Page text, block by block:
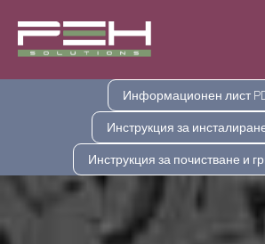
Информационен лист
Инструкция за
Инструкция за почистване и